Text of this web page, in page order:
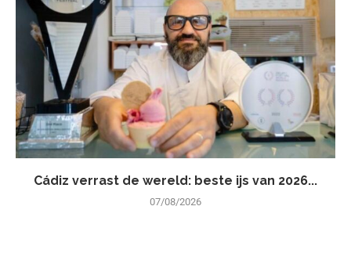
Cádiz verrast de wereld: beste ijs van 2026...
07/08/2026